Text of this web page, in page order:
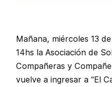
Mañana, miércoles 13
14hs la Asociación de
Compañeras y
vuelve a ingresar a “El